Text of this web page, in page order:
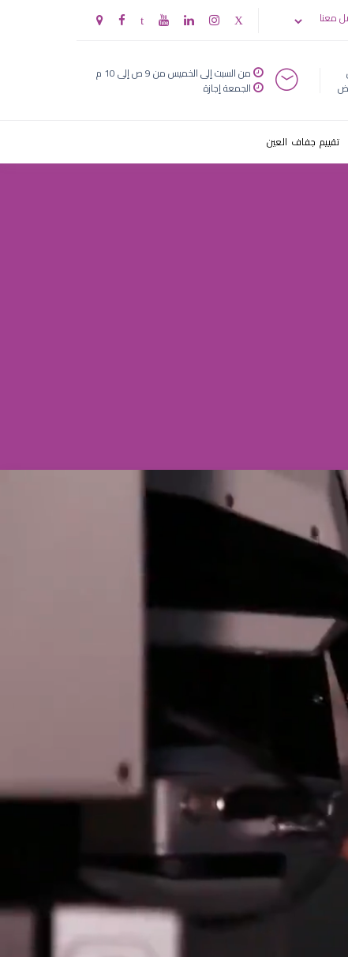
معنا
من السبت إلى الخميس من 9 ص إلى 10 م
الجمعة إجازة
تقييم جفاف العين